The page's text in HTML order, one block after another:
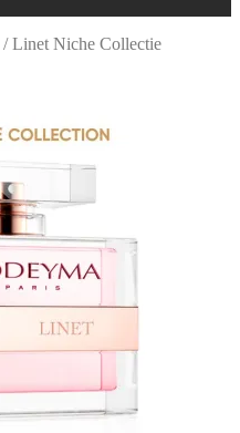
/Linet Niche Collectie